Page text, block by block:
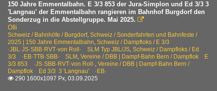
150 Jahre Emmentalbahn. E 3/3 853 der Jura-Simplon und Ed 3/3 3
'Langnau' der Emmentalbahn rangieren im Bahnhof Burgdorf den
Sonderzug in die Abstellgruppe. Mai 2025. 
Olli
Schweiz / Bahnhöfe / Burgdorf, Schweiz / Sonderfahrten und Bahnfeste /
2025 | 150 Jahre Emmentalbahn, Schweiz / Dampfloks / E 3/3
·JBL·JS·SBB·RVT·von Roll· SLM Typ JBL/JS, Schweiz / Dampfloks / Ed
3/3 ·EB·TTB·SBB· SLM , Vereine / DBB | Dampf-Bahn Bern / Dampflok E
3/3 853 ·JS·SBB·RVT·von Roll·, Vereine / DBB | Dampf-Bahn Bern /
Dampflok Ed 3/3 3 'Langnau' ·EB·
 290 1600x1097 Px, 03.09.2025